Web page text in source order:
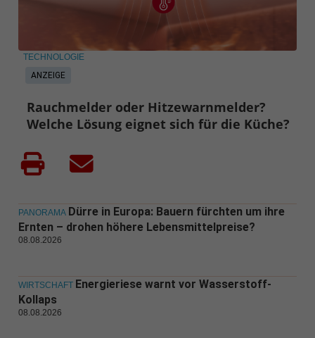
ANZEIGE
TECHNOLOGIE
Rauchmelder oder Hitzewarnmelder?
Welche Lösung eignet sich für die Küche?
PANORAMA Dürre in Europa: Bauern fürchten um ihre
Ernten – drohen höhere Lebensmittelpreise?
08.08.2026
WIRTSCHAFT Energieriese warnt vor Wasserstoff-
Kollaps
08.08.2026